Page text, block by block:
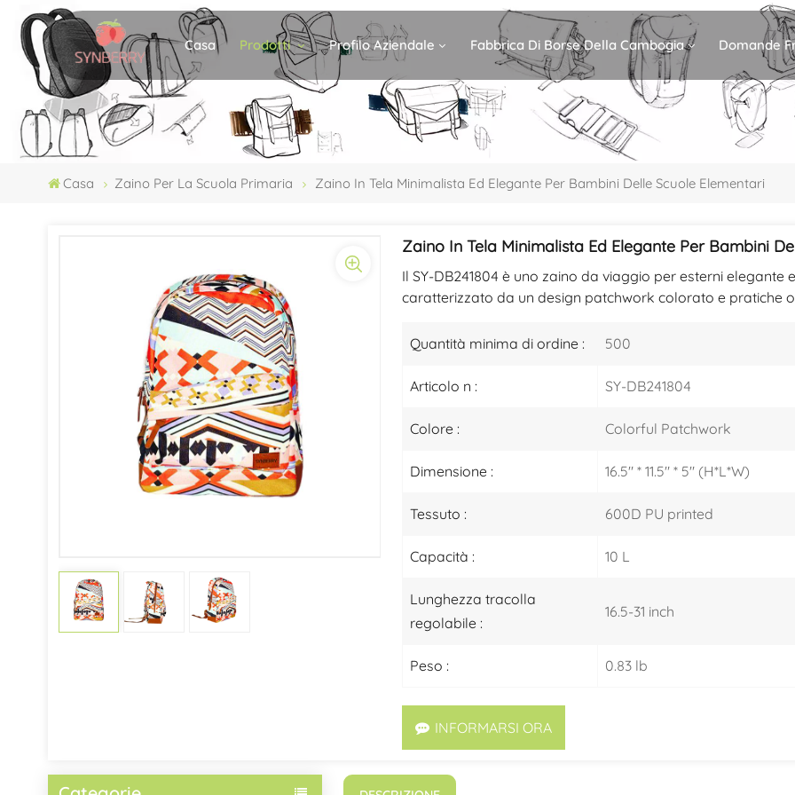
Casa Prodotti Profilo Aziendale Fabbrica Di Borse Della Cambogia Domande
Casa Zaino Per La Scuola Primaria Zaino In Tela Minimalista Ed Elegante Per Bambini Delle Scuole Elementari
Zaino In Tela Minimalista Ed Elegante Per Bambini
Il SY-DB241804 è uno zaino da viaggio per esterni
caratterizzato da un design patchwork colorato e pratiche
Quantità minima di ordine : 500
Articolo n : SY-DB241804
Colore : Colorful Patchwork
Dimensione : 16.5" * 11.5" * 5" (H*L*W)
Tessuto : 600D PU printed
Capacità : 10 L
Lunghezza tracolla
regolabile :
16.5-31 inch
Peso : 0.83 lb
INFORMARSI ORA